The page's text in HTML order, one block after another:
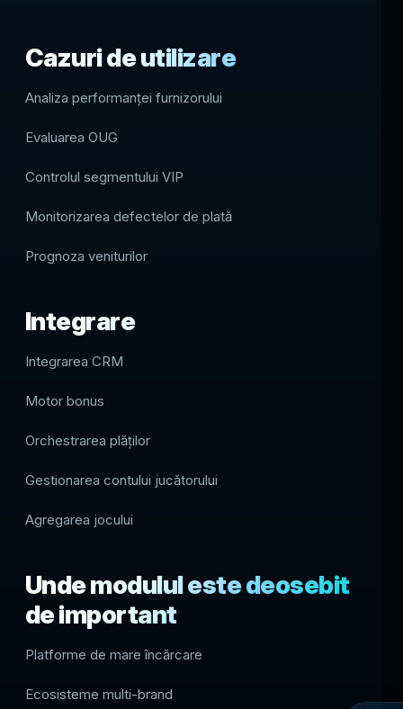
Cazuri de utilizare
Analiza performanței furnizorului
Evaluarea OUG
Controlul segmentului VIP
Monitorizarea defectelor de plată
Prognoza veniturilor
Integrare
Integrarea CRM
Motor bonus
Orchestrarea plăţilor
Gestionarea contului jucătorului
Agregarea jocului
Unde modulul este deosebit
de important
Platforme de mare încărcare
Ecosisteme multi-brand